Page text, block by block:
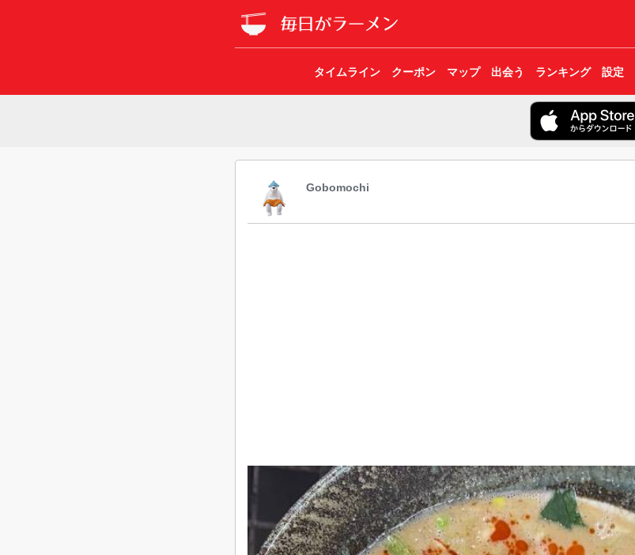
タイムライン クーポン マップ 出会う ランキング 設定
Gobomochi